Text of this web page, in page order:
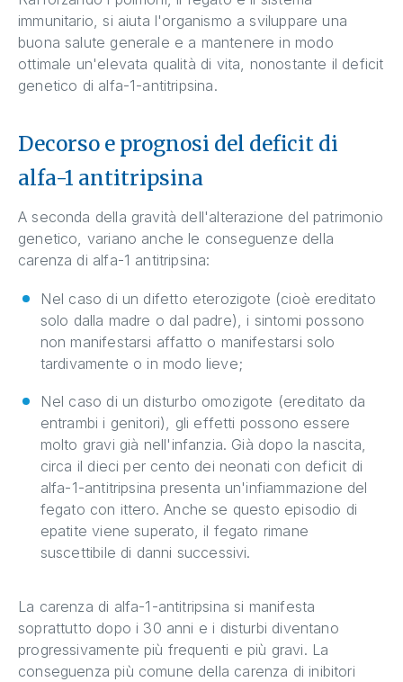
immunitario, si aiuta l'organismo a sviluppare una
buona salute generale e a mantenere in modo
ottimale un'elevata qualità di vita, nonostante il deficit
genetico di alfa-1-antitripsina.
Decorso e prognosi del deficit di
alfa-1 antitripsina
A seconda della gravità dell'alterazione del patrimonio
genetico, variano anche le conseguenze della
carenza di alfa-1 antitripsina:
Nel caso di un difetto eterozigote (cioè ereditato
solo dalla madre o dal padre), i sintomi possono
non manifestarsi affatto o manifestarsi solo
tardivamente o in modo lieve;
Nel caso di un disturbo omozigote (ereditato da
entrambi i genitori), gli effetti possono essere
molto gravi già nell'infanzia. Già dopo la nascita,
circa il dieci per cento dei neonati con deficit di
alfa-1-antitripsina presenta un'infiammazione del
fegato con ittero. Anche se questo episodio di
epatite viene superato, il fegato rimane
suscettibile di danni successivi.
La carenza di alfa-1-antitripsina si manifesta
soprattutto dopo i 30 anni e i disturbi diventano
progressivamente più frequenti e più gravi. La
conseguenza più comune della carenza di inibitori